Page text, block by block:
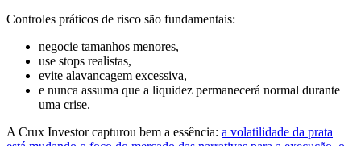
Controles práticos de risco são fundamentais:
negocie tamanhos menores,
use stops realistas,
evite alavancagem excessiva,
e nunca assuma que a liquidez permanecerá normal durante
uma crise.
A Crux Investor capturou bem a essência: a volatilidade da prata